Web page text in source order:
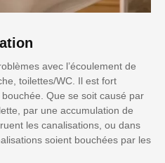
avec l’écoulement de
toilettes/WC. Il est fort
Que se soit causé par
par une accumulation de
les canalisations, ou dans
soient bouchées par les